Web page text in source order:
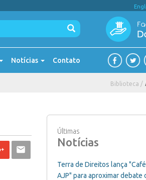
Notícias Contato
Biblioteca /
Últimas
Notícias
Terra de Direitos lança
AJP" para aproximar debate